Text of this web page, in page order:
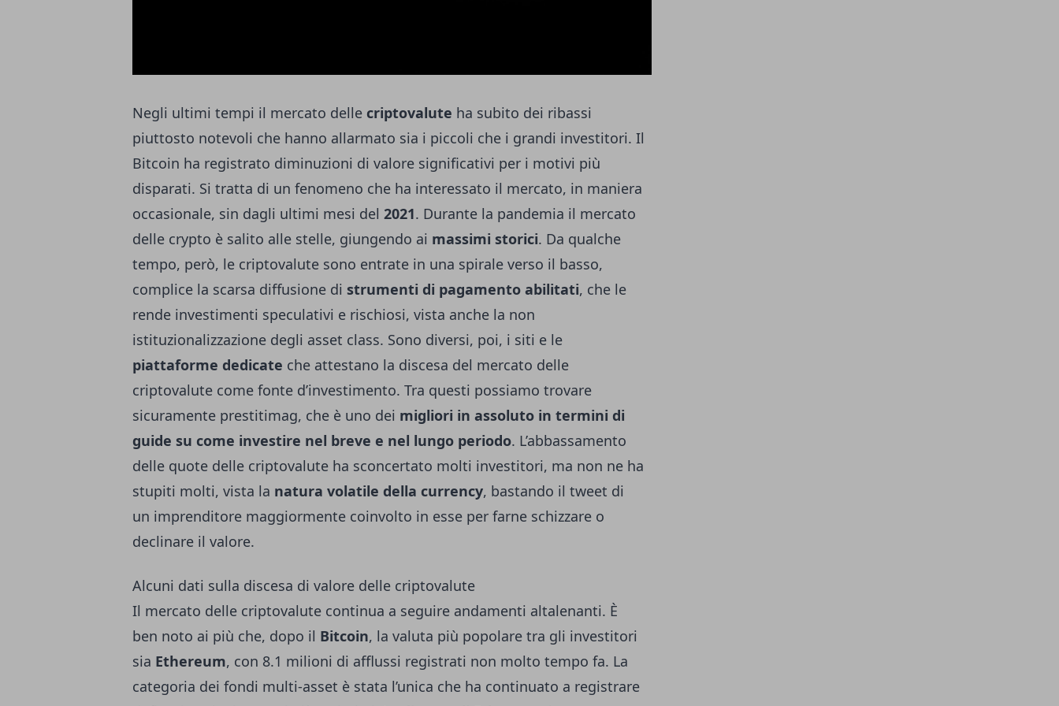
Negli ultimi tempi il mercato delle criptovalute ha subito dei ribassi
piuttosto notevoli che hanno allarmato sia i piccoli che i grandi investitori. Il
Bitcoin ha registrato diminuzioni di valore significativi per i motivi più
disparati. Si tratta di un fenomeno che ha interessato il mercato, in maniera
occasionale, sin dagli ultimi mesi del 2021. Durante la pandemia il mercato
delle crypto è salito alle stelle, giungendo ai massimi storici. Da qualche
tempo, però, le criptovalute sono entrate in una spirale verso il basso,
complice la scarsa diffusione di strumenti di pagamento abilitati, che le
rende investimenti speculativi e rischiosi, vista anche la non
istituzionalizzazione degli asset class. Sono diversi, poi, i siti e le
piattaforme dedicate che attestano la discesa del mercato delle
criptovalute come fonte d’investimento. Tra questi possiamo trovare
sicuramente prestitimag, che è uno dei migliori in assoluto in termini di
guide su come investire nel breve e nel lungo periodo. L’abbassamento
delle quote delle criptovalute ha sconcertato molti investitori, ma non ne ha
stupiti molti, vista la natura volatile della currency, bastando il tweet di
un imprenditore maggiormente coinvolto in esse per farne schizzare o
declinare il valore.
Alcuni dati sulla discesa di valore delle criptovalute
Il mercato delle criptovalute continua a seguire andamenti altalenanti. È
ben noto ai più che, dopo il Bitcoin, la valuta più popolare tra gli investitori
sia Ethereum, con 8.1 milioni di afflussi registrati non molto tempo fa. La
categoria dei fondi multi-asset è stata l’unica che ha continuato a registrare